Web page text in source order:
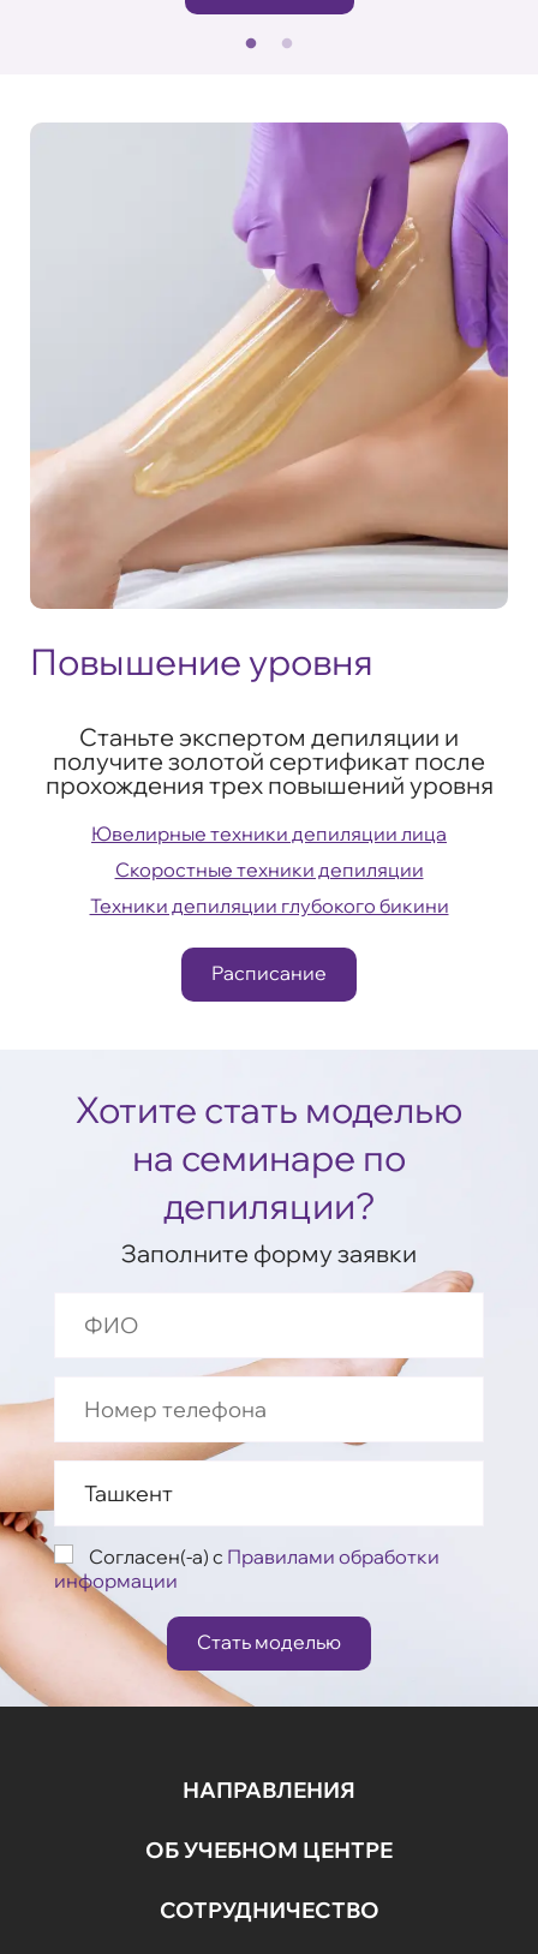
Повышение уровня
Станьте экспертом депиляции и
получите золотой сертификат после
прохождения трех повышений уровня
Ювелирные техники депиляции лица
Скоростные техники депиляции
Техники депиляции глубокого бикини
Расписание
Хотите стать моделью
на семинаре по
депиляции?
Заполните форму заявки
Согласен(-а) с Правилами обработки
информации
Стать моделью
НАПРАВЛЕНИЯ
ОБ УЧЕБНОМ ЦЕНТРЕ
СОТРУДНИЧЕСТВО